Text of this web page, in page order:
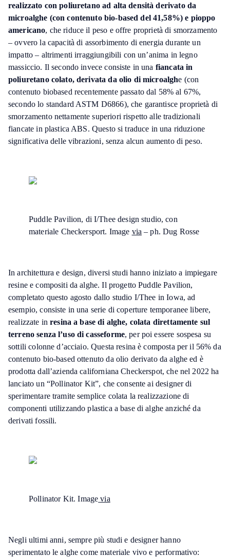
realizzato con poliuretano ad alta densità derivato da
microalghe (con contenuto bio-based del 41,58%) e pioppo
americano, che riduce il peso e offre proprietà di smorzamento
– ovvero la capacità di assorbimento di energia durante un
impatto – altrimenti irraggiungibili con un’anima in legno
massiccio. Il secondo invece consiste in una fiancata in
poliuretano colato, derivata da olio di microalghe (con
contenuto biobased recentemente passato dal 58% al 67%,
secondo lo standard ASTM D6866), che garantisce proprietà di
smorzamento nettamente superiori rispetto alle tradizionali
fiancate in plastica ABS. Questo si traduce in una riduzione
significativa delle vibrazioni, senza alcun aumento di peso.
Puddle Pavilion, di I/Thee design studio, con
materiale Checkersport. Image via – ph. Dug Rosse
In architettura e design, diversi studi hanno iniziato a impiegare
resine e compositi da alghe. Il progetto Puddle Pavilion,
completato questo agosto dallo studio I/Thee in Iowa, ad
esempio, consiste in una serie di coperture temporanee libere,
realizzate in resina a base di alghe, colata direttamente sul
terreno senza l’uso di casseforme, per poi essere sospesa su
sottili colonne d’acciaio. Questa resina è composta per il 56% da
contenuto bio-based ottenuto da olio derivato da alghe ed è
prodotta dall’azienda californiana Checkerspot, che nel 2022 ha
lanciato un “Pollinator Kit”, che consente ai designer di
sperimentare tramite semplice colata la realizzazione di
componenti utilizzando plastica a base di alghe anziché da
derivati fossili.
Pollinator Kit. Image via
Negli ultimi anni, sempre più studi e designer hanno
sperimentato le alghe come materiale vivo e performativo: